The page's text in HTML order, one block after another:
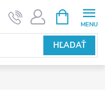
HĽADAŤ
KOŠÍK